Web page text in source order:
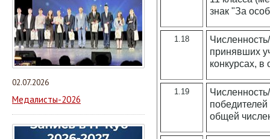
02.07.2026
Медалисты-2026
знак "За
1.18
принявших
конкурсах,
1.19
общей